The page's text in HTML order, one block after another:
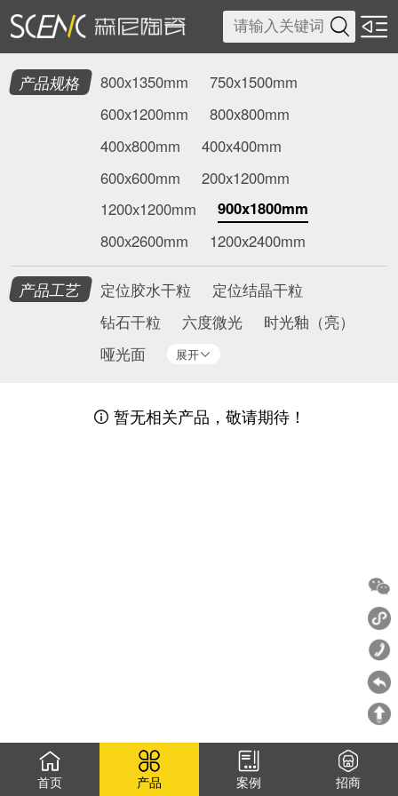

产品规格 800x1350mm
750x1500mm
600x1200mm
800x800mm
400x800mm
400x400mm
600x600mm
200x1200mm
1200x1200mm
900x1800mm
800x2600mm
1200x2400mm
产品工艺 定位胶水干粒
定位结晶干粒
钻石干粒
六度微光
时光釉（亮）
哑光面
展开
 暂无相关产品，敬请期待！
首页 产品 案例 招商